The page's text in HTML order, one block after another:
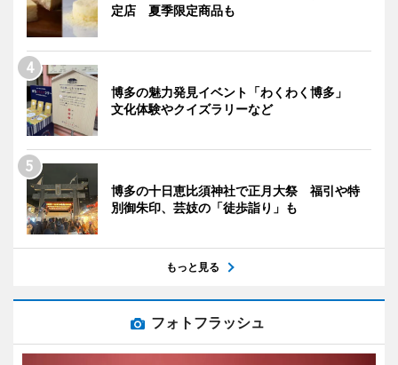
定店 夏季限定商品も
博多の魅力発見イベント「わくわく博多」
文化体験やクイズラリーなど
博多の十日恵比須神社で正月大祭 福引や特
別御朱印、芸妓の「徒歩詣り」も
もっと見る
フォトフラッシュ